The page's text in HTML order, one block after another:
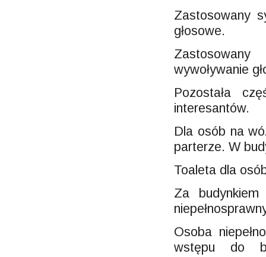
Zastosowany
głosowe.
wywoływanie
Pozostała
interesantów.
Dla osób na
parterze. W
Toaleta dla
Za
Osoba
wstępu do